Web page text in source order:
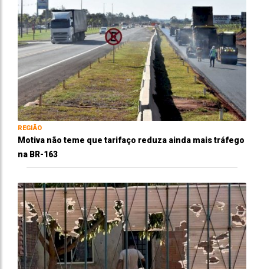
REGIÃO
Motiva não teme que tarifaço reduza ainda mais tráfego
na BR-163